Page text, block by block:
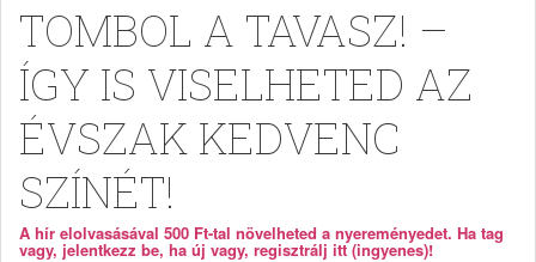
TOMBOL A TAVASZ! –
ÍGY IS VISELHETED AZ
ÉVSZAK KEDVENC
SZÍNÉT!
A hír elolvasásával 500 Ft-tal növelheted a nyereményedet. Ha tag
vagy, jelentkezz be, ha új vagy, regisztrálj itt (ingyenes)!